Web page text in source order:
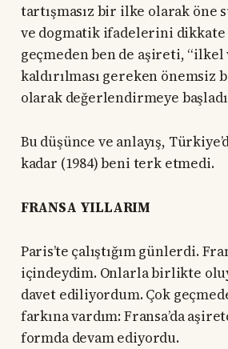
tartışmasız bir ilke olarak öne
ve dogmatik ifadelerini dikkate
geçmeden ben de aşireti, “ilkel
kaldırılması gereken önemsiz
olarak değerlendirmeye
Bu düşünce ve anlayış,
kadar (1984) beni terk etmedi.
FRANSA YILLARIM
Paris’te çalıştığım günlerdi.
içindeydim. Onlarla birlikte
davet ediliyordum. Çok
farkına vardım: Fransa’da
formda devam ediyordu.